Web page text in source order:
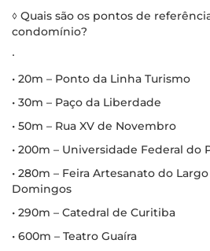
◊ Quais são os pontos de
condomínio?
∙
• 20m – Ponto da Linha Turismo
• 30m – Paço da Liberdade
• 50m – Rua XV de Novembro
• 200m – Universidade Federal do
• 280m – Feira Artesanato do
Domingos
• 290m – Catedral de Curitiba
• 600m – Teatro Guaíra